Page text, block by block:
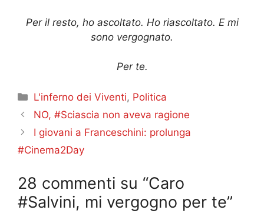
Per il resto, ho ascoltato. Ho riascoltato. E mi
sono vergognato.
Per te.
Categorie
L'inferno dei Viventi, Politica
NO, #Sciascia non aveva ragione
I giovani a Franceschini: prolunga
#Cinema2Day
28 commenti su “Caro
#Salvini, mi vergogno per te”